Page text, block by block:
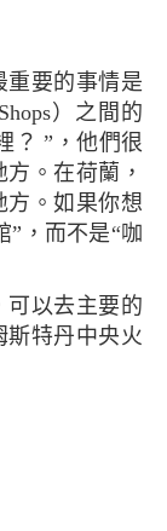
重要的事情是
）之間的
？ ”，他們很
。在荷蘭，
方。如果你想
”，而不是“咖
斯特丹中央火